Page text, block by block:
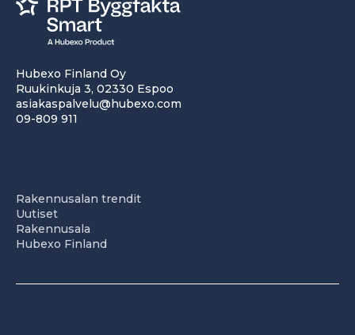
Hubexo Finland Oy
Ruukinkuja 3, 02330 Espoo
asiakaspalvelu@hubexo.com
09-809 911
Rakennusalan trendit
Uutiset
Rakennusala
Hubexo Finland